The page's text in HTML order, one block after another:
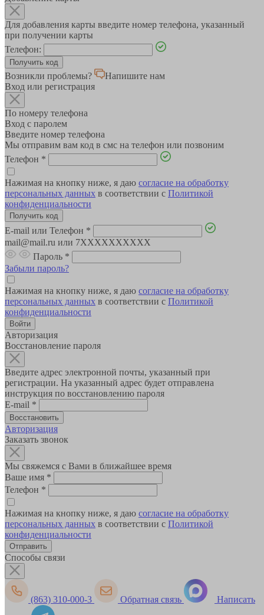
Для добавления карты введите номер телефона, указанный
при получении карты
Телефон:
Возникли проблемы?
Напишите нам
Вход или регистрация
По номеру телефона
Вход с паролем
Введите номер телефона
Мы отправим вам код в смс на телефон или позвоним
Телефон *
Нажимая на кнопку ниже, я даю согласие на обработку
персональных данных в соответствии с Политикой
конфиденциальности
E-mail или Телефон *
mail@mail.ru или 7XXXXXXXXXX
Пароль *
Забыли пароль?
Нажимая на кнопку ниже, я даю согласие на обработку
персональных данных в соответствии с Политикой
конфиденциальности
Авторизация
Восстановление пароля
Введите адрес электронной почты, указанный при
регистрации. На указанный адрес будет отправлена
инструкция по восстановлению пароля
E-mail *
Авторизация
Заказать звонок
Мы свяжемся с Вами в ближайшее время
Ваше имя *
Телефон *
Нажимая на кнопку ниже, я даю согласие на обработку
персональных данных в соответствии с Политикой
конфиденциальности
Способы связи
(863) 310-000-3 Обратная связь Написать